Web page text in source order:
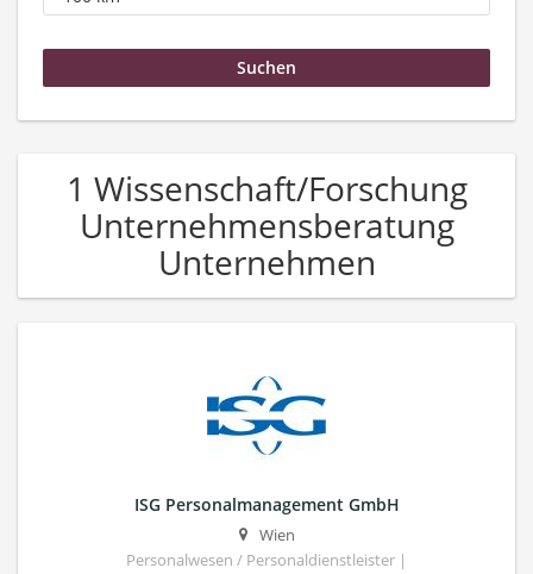
1 Wissenschaft/Forschung
Unternehmensberatung
Unternehmen
ISG Personalmanagement GmbH
Wien
Personalwesen / Personaldienstleister |